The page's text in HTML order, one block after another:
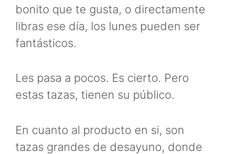
bonito que te gusta, o directamente
libras ese día, los lunes pueden ser
fantásticos.
Les pasa a pocos. Es cierto. Pero
estas tazas, tienen su público.
En cuanto al producto en si, son
tazas grandes de desayuno, donde